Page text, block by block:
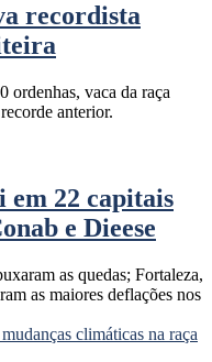
recordista
ordenhas, vaca da raça
anterior.
em 22 capitais
e Dieese
as quedas; Fortaleza,
as maiores deflações nos